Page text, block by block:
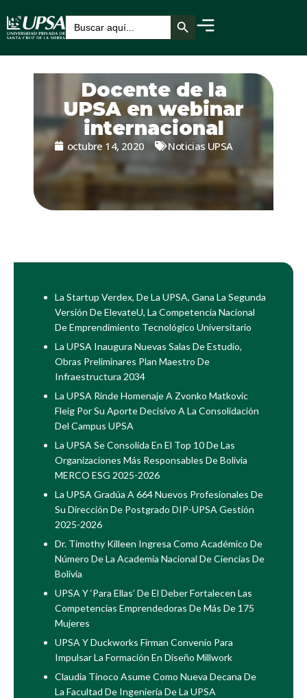
Buscar: Botón de búsqueda
Docente de la
UPSA en webinar
internacional
octubre 14, 2020 Noticias UPSA
La Startup Verdex, De La UPSA, Gana La Segunda
Versión De ElevateU, La Competencia Nacional
De Emprendimiento Tecnológico Universitario
La UPSA Inaugura Nuevas Salas De Estudio,
Obras Preliminares Plan Maestro De
Infraestructura 2034
La UPSA Rinde Homenaje A Zvonko Matkovic
Fleig Por Su Aporte Decisivo A La Consolidación
Del Campus UPSA
La UPSA Se Consolida En El Top 10 De Las
Organizaciones Más Responsables De Bolivia
MERCO ESG 2025-2026
La UPSA Gradúa A 664 Nuevos Profesionales De
Su Dirección De Postgrado DIP-UPSA Gestión
2025-2026
Dr. Timothy Killeen Ingresa Como Académico De
Número De La Academia Nacional De Ciencias De
Bolivia
UPSA Y ‘Para Ellas’ De El Deber Fortalecen Las
Competencias Emprendedoras De Más De 175
Mujeres
UPSA Y Duckworks Firman Convenio Para
Impulsar La Formación En Diseño Millwork
Claudia Tinoco Asume Como Nueva Decana De
La Facultad De Ingeniería De La UPSA